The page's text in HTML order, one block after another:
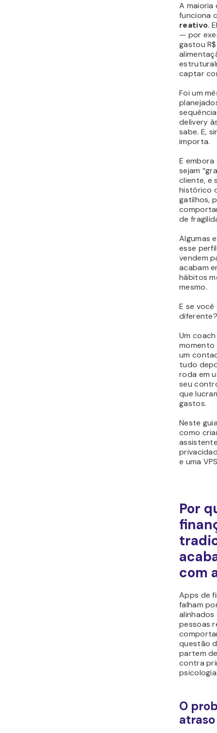
A maioria
funciona
reativo.
— por
gastou
captar
Foi um
delivery
sabe. E,
importa.
E
sejam
cliente, e
histórico
gatilhos,
de
Algumas
esse
vendem
acabam
hábitos
mesmo.
E se
diferente?
Um
momento
um
tudo
roda em
seu
que
gastos.
Neste
como
e uma
Por
com
Apps de
falham
pessoas
questão
partem
contra
O
atraso